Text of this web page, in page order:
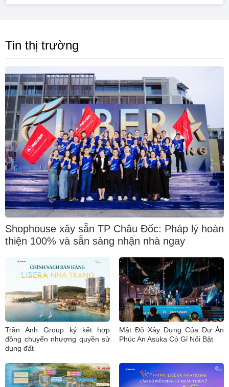
Tin thị trường
Shophouse xây sẵn TP Châu Đốc: Pháp lý hoàn
thiện 100% và sẵn sàng nhận nhà ngay
Trần Anh Group ký kết hợp
đồng chuyển nhượng quyền sử
dụng đất
Mật Độ Xây Dựng Của Dự Án
Phúc An Asuka Có Gỉ Nổi Bật